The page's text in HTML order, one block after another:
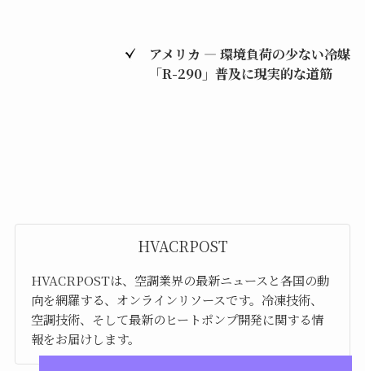
アメリカ ― 環境負荷の少ない冷媒
「R-290」普及に現実的な道筋
HVACRPOST
HVACRPOSTは、空調業界の最新ニュースと各国の動
向を網羅する、オンラインリソースです。冷凍技術、
空調技術、そして最新のヒートポンプ開発に関する情
報をお届けします。